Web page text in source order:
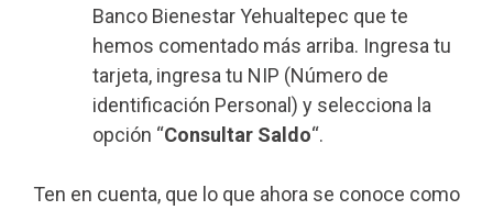
Banco Bienestar Yehualtepec que te
hemos comentado más arriba. Ingresa tu
tarjeta, ingresa tu NIP (Número de
identificación Personal) y selecciona la
opción “Consultar Saldo“.
Ten en cuenta, que lo que ahora se conoce como